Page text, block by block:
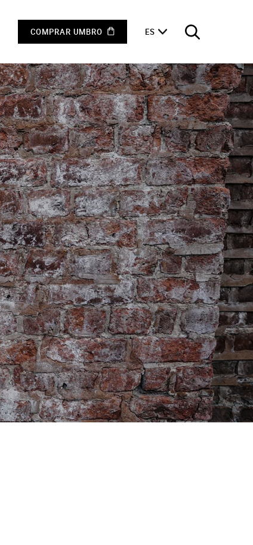
COMPRAR UMBRO ES